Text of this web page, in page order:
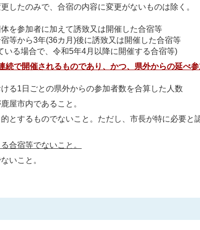
したのみで、合宿の内容に変更がないものは除く。
を参加者に加えて誘致又は開催した合宿等
等から3年(36カ月)後に誘致又は開催した合宿等
る場合で、令和5年4月以降に開催する合宿等)
続で開催されるものであり、かつ、県外からの延べ
る1日ごとの県外からの参加者数を合算した人数
屋市内であること。
とするものでないこと。ただし、市長が特に必要と
合宿等でないこと。
いこと。